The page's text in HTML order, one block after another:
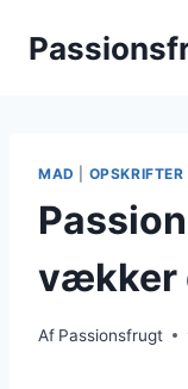
MAD OPSKRIFTER
vækker
Af Passionsfrugt